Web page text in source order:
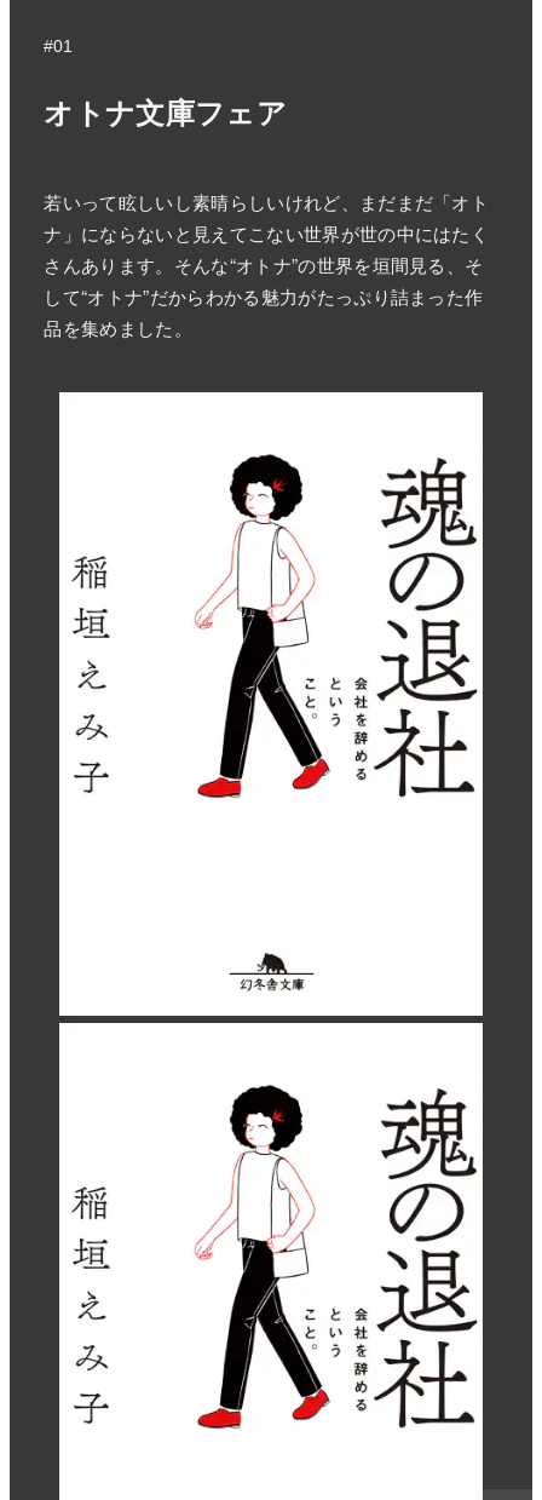
#01
オトナ文庫フェア
若いって眩しいし素晴らしいけれど、まだまだ「オト
ナ」にならないと見えてこない世界が世の中にはたく
さんあります。そんな“オトナ”の世界を垣間見る、そ
して“オトナ”だからわかる魅力がたっぷり詰まった作
品を集めました。